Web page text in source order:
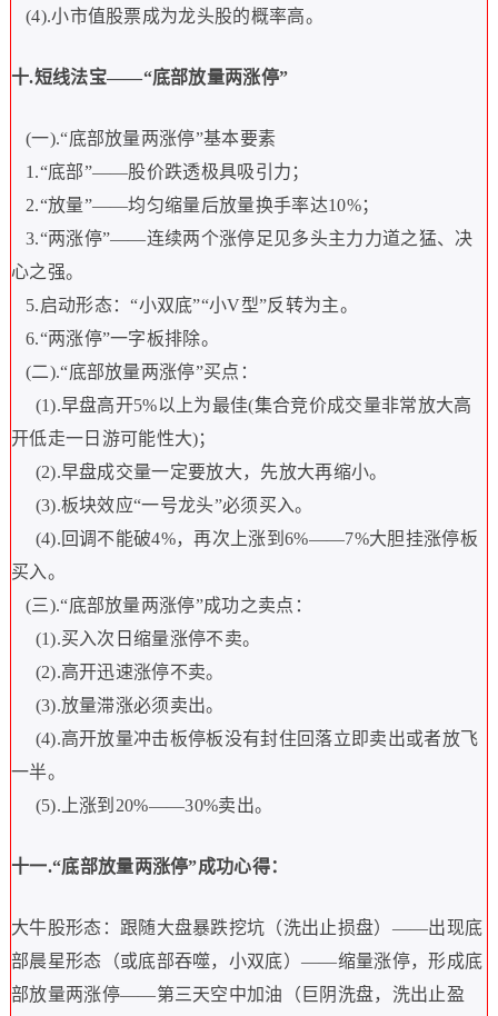
(4).小市值股票成为龙头股的概率高。
十.短线法宝——“底部放量两涨停”
(一).“底部放量两涨停”基本要素
1.“底部”——股价跌透极具吸引力；
2.“放量”——均匀缩量后放量换手率达10%；
3.“两涨停”——连续两个涨停足见多头主力力道之猛、决
心之强。
5.启动形态：“小双底”“小V型”反转为主。
6.“两涨停”一字板排除。
(二).“底部放量两涨停”买点：
(1).早盘高开5%以上为最佳(集合竞价成交量非常放大高
开低走一日游可能性大)；
(2).早盘成交量一定要放大，先放大再缩小。
(3).板块效应“一号龙头”必须买入。
(4). 回调不能破4%，再次上涨到6%——7%大胆挂涨停板
买入。
(三).“底部放量两涨停”成功之卖点：
(1).买入次日缩量涨停不卖。
(2).高开迅速涨停不卖。
(3).放量滞涨必须卖出。
(4).高开放量冲击板停板没有封住回落立即卖出或者放飞
一半。
(5). 上涨到 20%——30%卖出。
十一.“底部放量两涨停”成功心得：
大牛股形态：跟随大盘暴跌挖坑（洗出止损盘） ——出现底
部晨星形态（或底部吞噬，小双底）——缩量涨停，形成底
部放量两涨停——第三天空中加油（巨阴洗盘，洗出止盈